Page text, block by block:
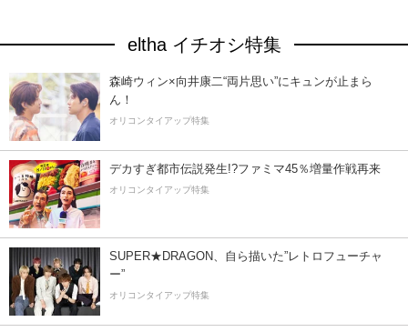
eltha イチオシ特集
森崎ウィン×向井康二“両片思い”にキュンが止まら
ん！
オリコンタイアップ特集
デカすぎ都市伝説発生!?ファミマ45％増量作戦再来
オリコンタイアップ特集
SUPER★DRAGON、自ら描いた”レトロフューチャ
ー”
オリコンタイアップ特集